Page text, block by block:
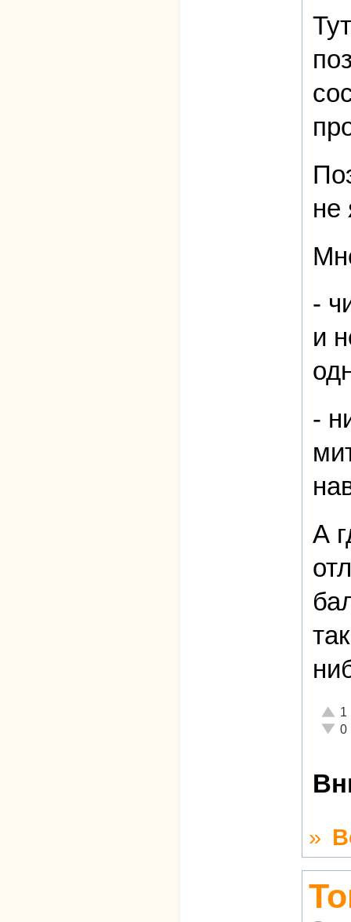
не
-
и
-
А
1
0
»